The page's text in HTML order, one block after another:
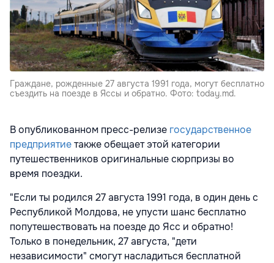
Граждане, рожденные 27 августа 1991 года, могут бесплатно
съездить на поезде в Яссы и обратно. Фото: today.md.
В опубликованном пресс-релизе государственное
предприятиетакже обещает этой категории
путешественников оригинальные сюрпризы во
время поездки.
"Если ты родился 27 августа 1991 года, в один день с
Республикой Молдова, не упусти шанс бесплатно
попутешествовать на поезде до Ясс и обратно!
Только в понедельник, 27 августа, "дети
независимости" смогут насладиться бесплатной